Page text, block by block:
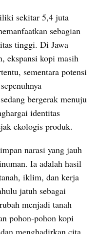
sekitar 5,4 juta
sebagian
tinggi. Di Jawa
ekspansi kopi masih
sementara potensi
bergerak menuju
identitas
ekologis produk.
narasi yang jauh
Ia adalah hasil
iklim, dan kerja
jatuh sebagai
menjadi tanah
pohon-pohon kopi
menghadirkan cita